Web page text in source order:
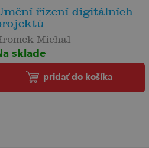
řízení digitálních
Michal
sklade
pridať do košíka